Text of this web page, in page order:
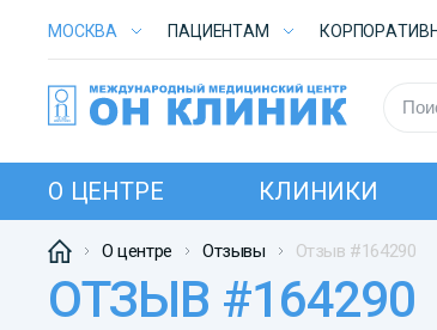
МОСКВА ПАЦИЕНТАМ
О ЦЕНТРЕ КЛИНИКИ
О центре Отзывы Отзыв #164290
ОТЗЫВ #164290